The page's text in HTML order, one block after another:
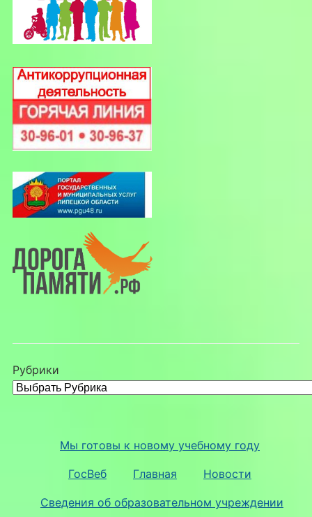
Рубрики
Мы готовы к новому учебному году
ГосВеб Главная Новости
Сведения об образовательном учреждении